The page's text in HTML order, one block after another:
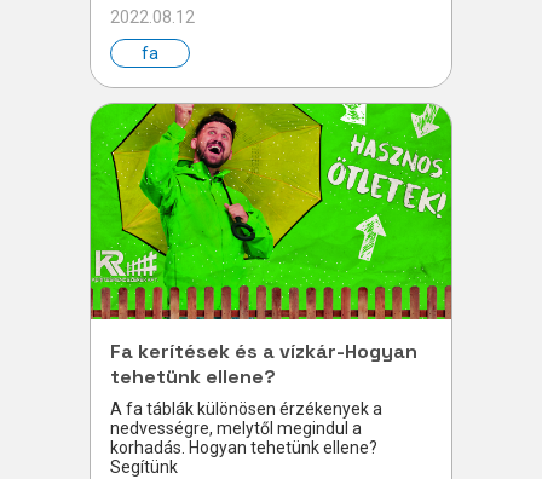
2022.08.12
fa
Fa kerítések és a vízkár-Hogyan
tehetünk ellene?
A fa táblák különösen érzékenyek a
nedvességre, melytől megindul a
korhadás. Hogyan tehetünk ellene?
Segítünk